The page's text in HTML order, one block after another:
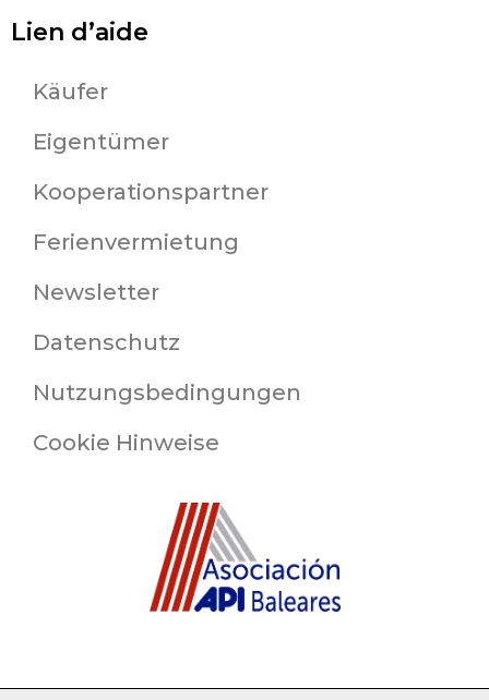
Lien d’aide
Käufer
Eigentümer
Kooperationspartner
Ferienvermietung
Newsletter
Datenschutz
Nutzungsbedingungen
Cookie Hinweise